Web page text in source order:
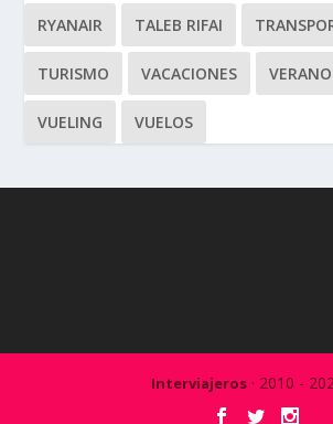
RYANAIR TALEB RIFAI
TURISMO VACACIONES VERANO
VUELING VUELOS
Interviajeros· 2010 -